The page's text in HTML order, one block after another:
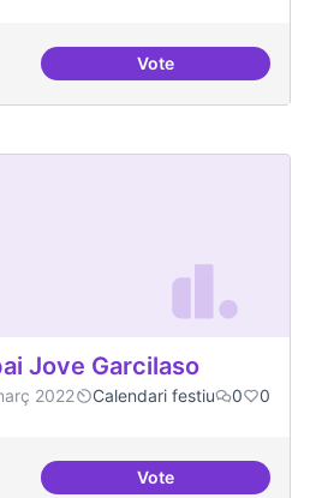
VoteArtenea
Jove Garcilaso
2022 Calendari festiu 0 0
VoteActivitats a l'Espai